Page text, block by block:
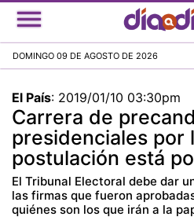
al
DOMINGO 09 DE AGOSTO DE 2026
El País: 2019/01/10 03:30pm
Carrera de
presidenciales por
postulación está
El Tribunal Electoral debe dar
las firmas que fueron
quiénes son los que irán a la